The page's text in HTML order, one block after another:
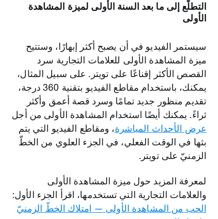
التطلّع إلى ما بعد السنة الأولى لميزة المشاهدة
الأولى
سيستمر الفيديو في أن يصبح أكثر إبهارًا، وستتيح
ميزة المشاهدة الأولى للعلامات التجارية سرد
القصص الأكثر إقناعًا على تويتر. على سبيل المثال،
يمكنك، باستخدام مقاطع الفيديو بتقنية 360 درجة،
تقديم منظور جديد تمامًا وسرد قصة أعمق وأكثر
ثراءً. يمكنك أيضًا استخدام المشاهدة الأولى من أجل
عرض الأحداث المباشرة، ومقاطع الفيديو التي يتم
بثها في الوقت الفعلي، في الجزء العلوي من الخطّ
الزمنيّ على تويتر.
لمعرفة المزيد حول ميزة المشاهدة الأولى
والعلامات التجارية التي تستخدمها، اقرأ الجزء الأول:
الحب من المشاهدة الأولى — امتلاك الخطّ الزمنيّ